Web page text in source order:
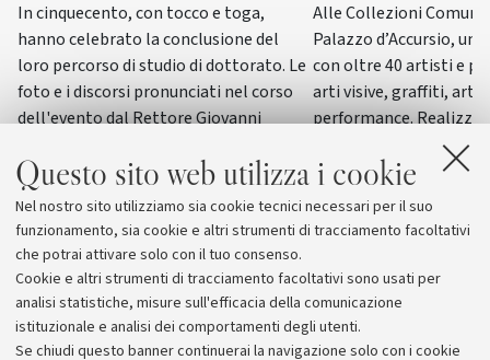
Questo sito web utilizza i cookie
Nel nostro sito utilizziamo sia cookie tecnici necessari per il suo
funzionamento, sia cookie e altri strumenti di tracciamento facoltativi
che potrai attivare solo con il tuo consenso.
Cookie e altri strumenti di tracciamento facoltativi sono usati per
analisi statistiche, misure sull'efficacia della comunicazione
istituzionale e analisi dei comportamenti degli utenti.
Se chiudi questo banner continuerai la navigazione solo con i cookie
In cinquecento, con tocco e toga,
hanno celebrato la conclusione del
loro percorso di studio di dottorato. Le
foto e i discorsi pronunciati nel corso
dell'evento dal Rettore Giovanni
Elisabetta Tola e dal genetista Guido
Barbujani
Alle Collezioni
Palazzo d’Accursio,
con oltre 40 artisti e
arti visive, graffiti, arti
performance.
del progetto “ERC
dall’Università di
esposizione di questo